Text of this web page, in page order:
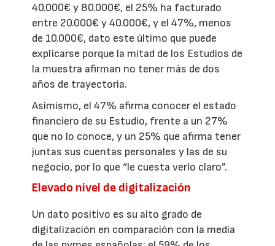
40.000€ y 80.000€, el 25% ha facturado
entre 20.000€ y 40.000€, y el 47%, menos
de 10.000€, dato este último que puede
explicarse porque la mitad de los Estudios de
la muestra afirman no tener más de dos
años de trayectoria.
Asimismo, el 47% afirma conocer el estado
financiero de su Estudio, frente a un 27%
que no lo conoce, y un 25% que afirma tener
juntas sus cuentas personales y las de su
negocio, por lo que “le cuesta verlo claro”.
Elevado nivel de digitalización
Un dato positivo es su alto grado de
digitalización en comparación con la media